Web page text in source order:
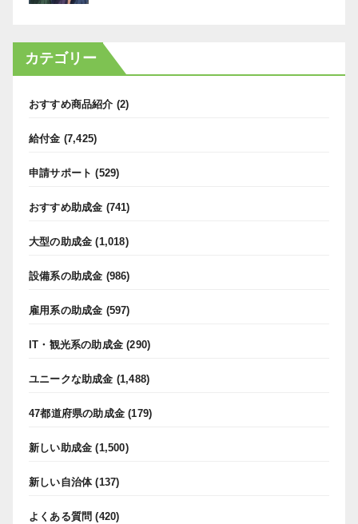
カテゴリー
おすすめ商品紹介 (2)
給付金 (7,425)
申請サポート (529)
おすすめ助成金 (741)
大型の助成金 (1,018)
設備系の助成金 (986)
雇用系の助成金 (597)
IT・観光系の助成金 (290)
ユニークな助成金 (1,488)
47都道府県の助成金 (179)
新しい助成金 (1,500)
新しい自治体(137)
よくある質問 (420)